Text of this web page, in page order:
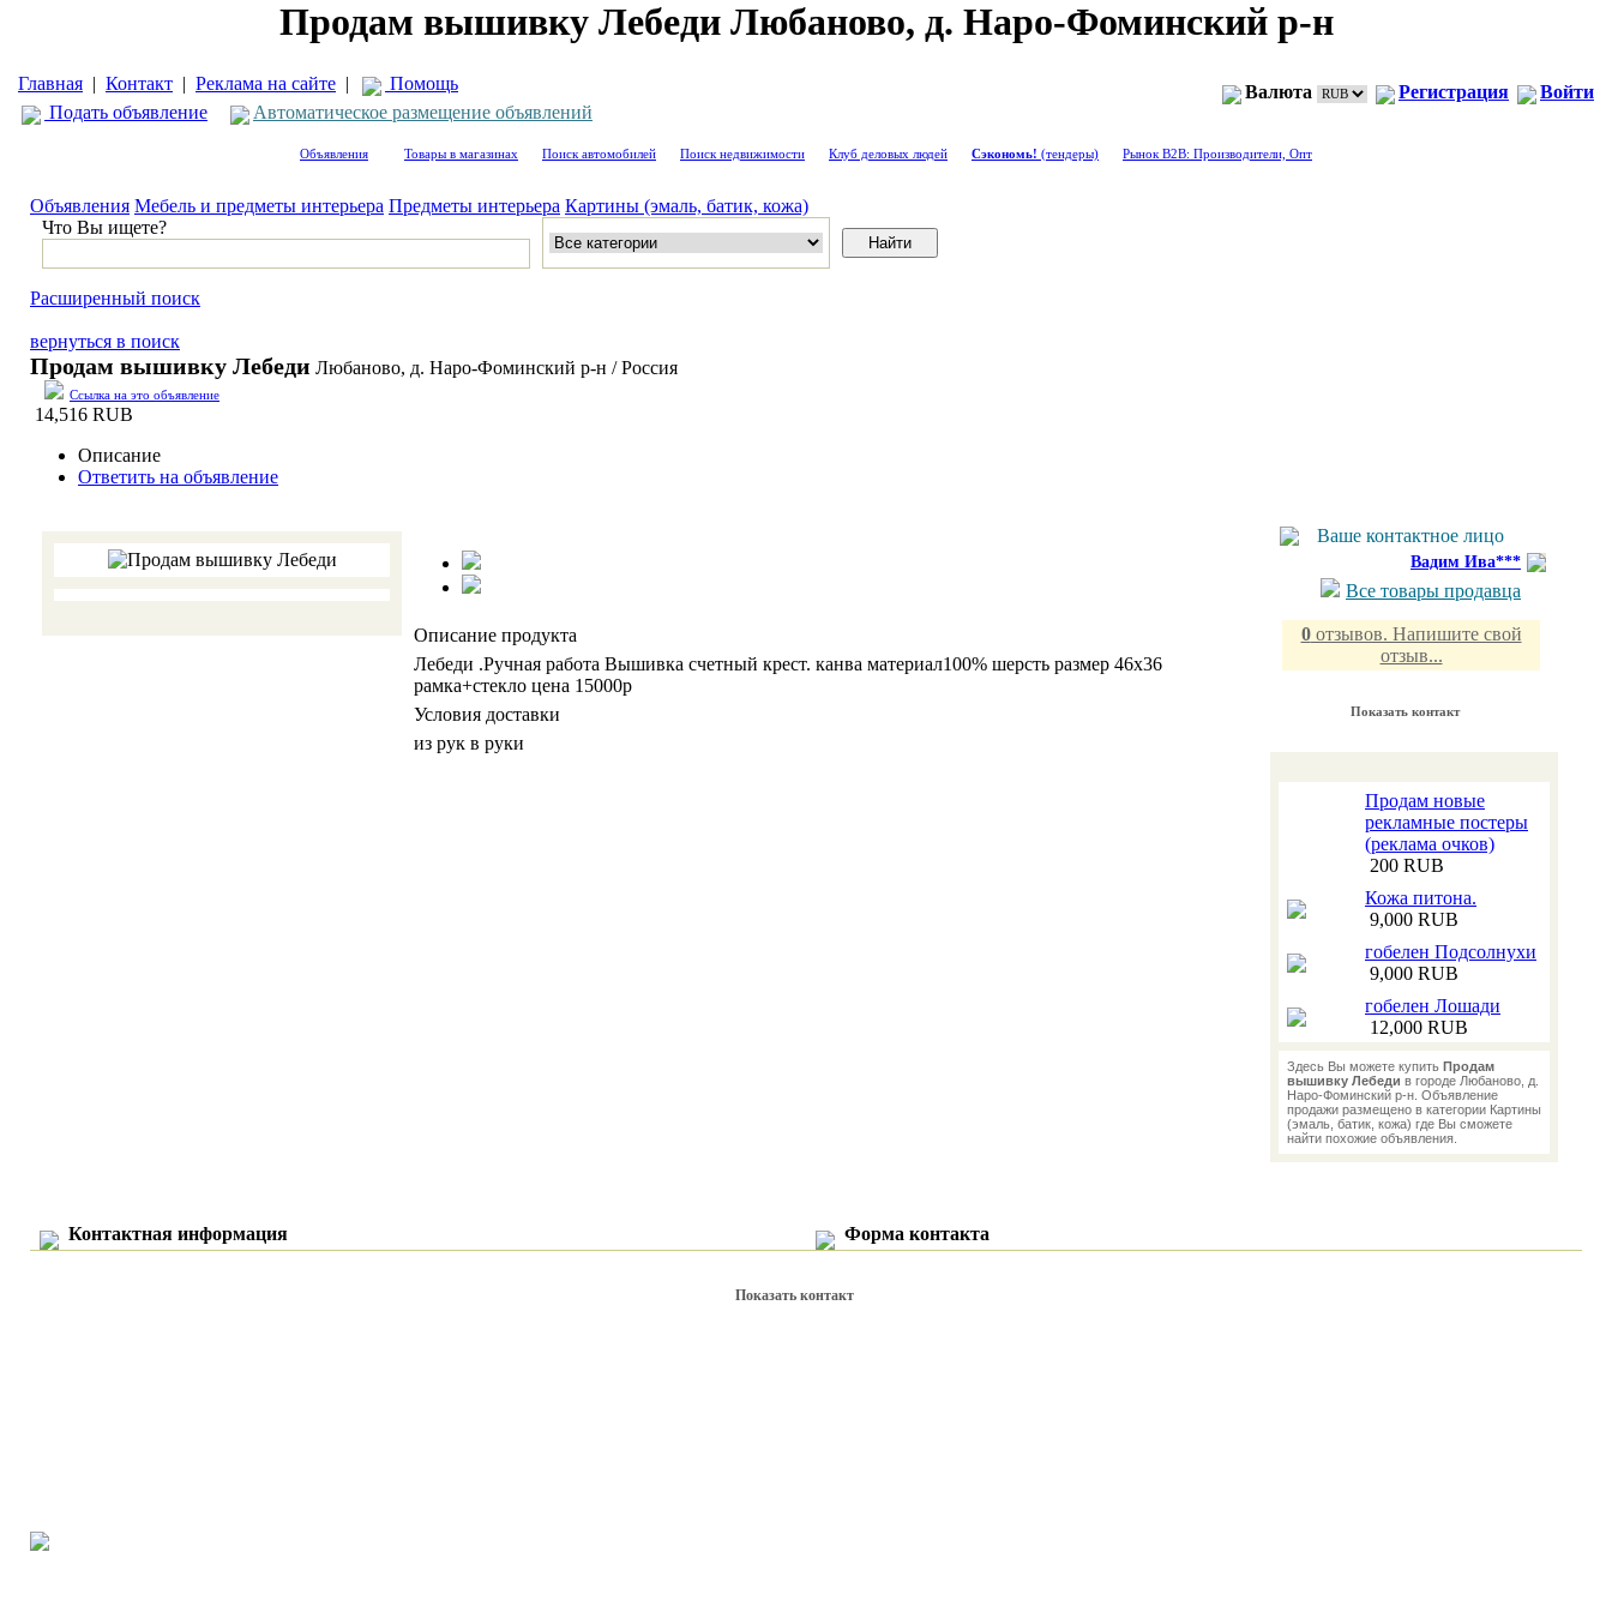
Продам вышивку Лебеди Любаново, д. Наро-Фоминский р-н
Главная | Контакт | Реклама на сайте |
Помощь
Подать объявление
Автоматическое размещение объявлений
Валюта Регистрация Войти
Объявления Товары в магазинах Поиск автомобилей Поиск недвижимости Клуб деловых людей Сэкономь! (тендеры) Рынок B2B: Производители, Опт
Объявления Мебель и предметы интерьера Предметы интерьера Картины (эмаль, батик, кожа)
Что Вы ищете?
Расширенный поиск
вернуться в поиск
Продам вышивку Лебеди Любаново, д. Наро-Фоминский р-н / Россия
Ссылка на это объявление
14,516 RUB
Описание
Ответить на объявление
Описание продукта
Лебеди .Ручная работа Вышивка счетный крест. канва материал100% шерсть размер 46х36
рамка+стекло цена 15000р
Условия доставки
из рук в руки
Ваше контактное лицо
Вадим Ива***
Все товары продавца
0отзывов. Напишите свой
отзыв...
Показать контакт
Продам новые
рекламные постеры
(реклама очков)
200 RUB
Кожа питона.
9,000 RUB
гобелен Подсолнухи
9,000 RUB
гобелен Лошади
12,000 RUB
Здесь Вы можете купить Продам
вышивку Лебеди в городе Любаново, д.
Наро-Фоминский р-н. Объявление
продажи размещено в категории Картины
(эмаль, батик, кожа) где Вы сможете
найти похожие объявления.
Контактная информация Форма контакта
Показать контакт